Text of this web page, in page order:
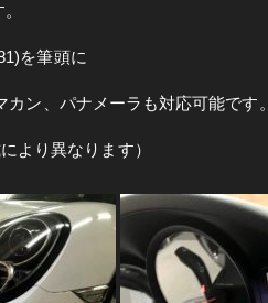
を筆頭に
ン、パナメーラも対応可能です。
より異なります）